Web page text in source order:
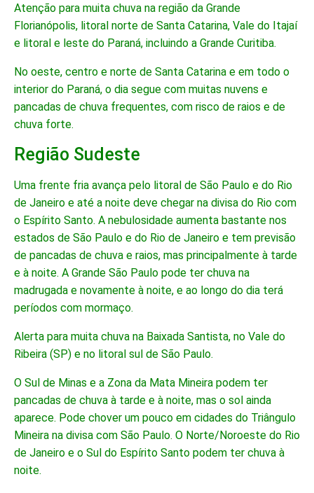
Atenção para muita chuva na região da Grande
Florianópolis, litoral norte de Santa Catarina, Vale do Itajaí
e litoral e leste do Paraná, incluindo a Grande Curitiba.
No oeste, centro e norte de Santa Catarina e em todo o
interior do Paraná, o dia segue com muitas nuvens e
pancadas de chuva frequentes, com risco de raios e de
chuva forte.
Região Sudeste
Uma frente fria avança pelo litoral de São Paulo e do Rio
de Janeiro e até a noite deve chegar na divisa do Rio com
o Espírito Santo. A nebulosidade aumenta bastante nos
estados de São Paulo e do Rio de Janeiro e tem previsão
de pancadas de chuva e raios, mas principalmente à tarde
e à noite. A Grande São Paulo pode ter chuva na
madrugada e novamente à noite, e ao longo do dia terá
períodos com mormaço.
Alerta para muita chuva na Baixada Santista, no Vale do
Ribeira (SP) e no litoral sul de São Paulo.
O Sul de Minas e a Zona da Mata Mineira podem ter
pancadas de chuva à tarde e à noite, mas o sol ainda
aparece. Pode chover um pouco em cidades do Triângulo
Mineira na divisa com São Paulo. O Norte/Noroeste do Rio
de Janeiro e o Sul do Espírito Santo podem ter chuva à
noite.